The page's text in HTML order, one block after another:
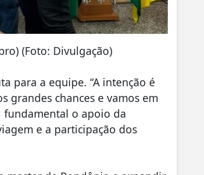
(Foto: Divulgação)
para a equipe. “A intenção é
grandes chances e vamos em
fundamental o apoio da
e a participação dos